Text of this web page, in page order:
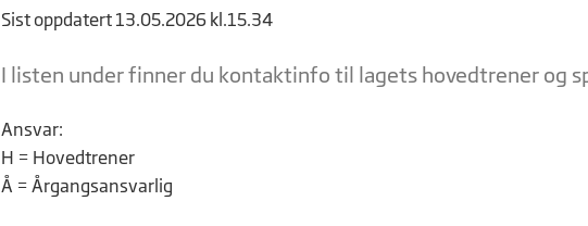
Sist oppdatert 13.05.2026 kl.15.34
I listen under finner du kontaktinfo til lagets hovedtrener og
Ansvar:
H = Hovedtrener
Å = Årgangsansvarlig